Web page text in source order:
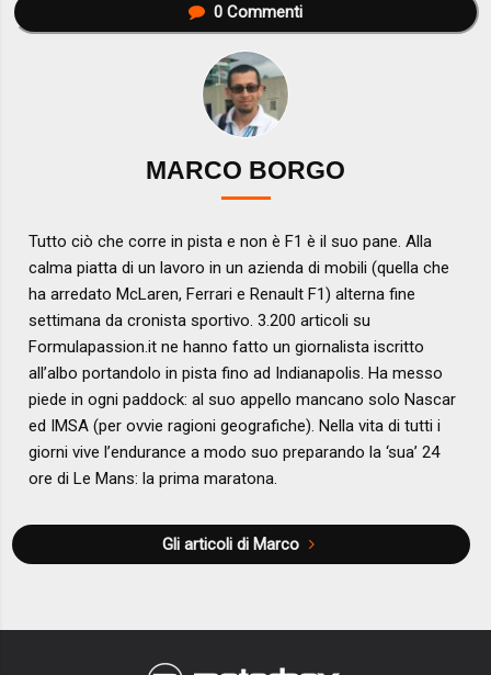
0Commenti
MARCO BORGO
Tutto ciò che corre in pista e non è F1 è il suo pane. Alla
calma piatta di un lavoro in un azienda di mobili (quella che
ha arredato McLaren, Ferrari e Renault F1) alterna fine
settimana da cronista sportivo. 3.200 articoli su
Formulapassion.it ne hanno fatto un giornalista iscritto
all’albo portandolo in pista fino ad Indianapolis. Ha messo
piede in ogni paddock: al suo appello mancano solo Nascar
ed IMSA (per ovvie ragioni geografiche). Nella vita di tutti i
giorni vive l’endurance a modo suo preparando la ‘sua’ 24
ore di Le Mans: la prima maratona.
Gli articoli di Marco